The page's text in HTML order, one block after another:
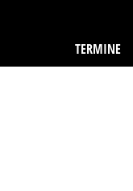
TERMINE